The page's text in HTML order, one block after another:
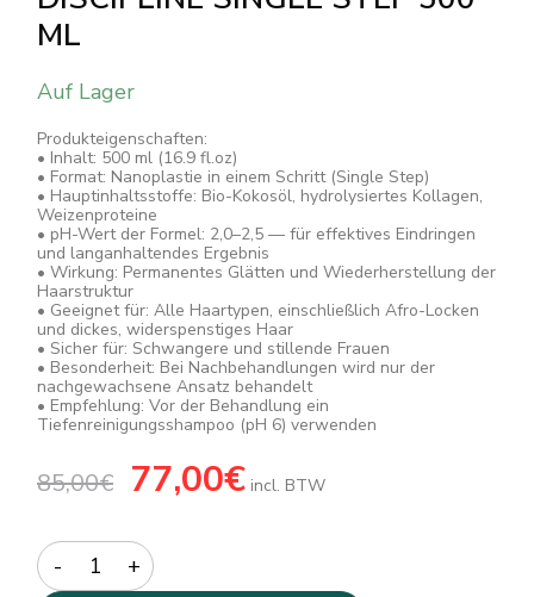
ML
Auf Lager
Produkteigenschaften:
• Inhalt: 500 ml (16.9 fl.oz)
• Format: Nanoplastie in einem Schritt (Single Step)
• Hauptinhaltsstoffe: Bio-Kokosöl, hydrolysiertes Kollagen,
Weizenproteine
• pH-Wert der Formel: 2,0–2,5 — für effektives Eindringen
und langanhaltendes Ergebnis
• Wirkung: Permanentes Glätten und Wiederherstellung der
Haarstruktur
• Geeignet für: Alle Haartypen, einschließlich Afro-Locken
und dickes, widerspenstiges Haar
• Sicher für: Schwangere und stillende Frauen
• Besonderheit: Bei Nachbehandlungen wird nur der
nachgewachsene Ansatz behandelt
• Empfehlung: Vor der Behandlung ein
Tiefenreinigungsshampoo (pH 6) verwenden
85,00€
Ursprünglicher
Preis
77,00€Aktueller
Preis
incl. BTW
Quantity